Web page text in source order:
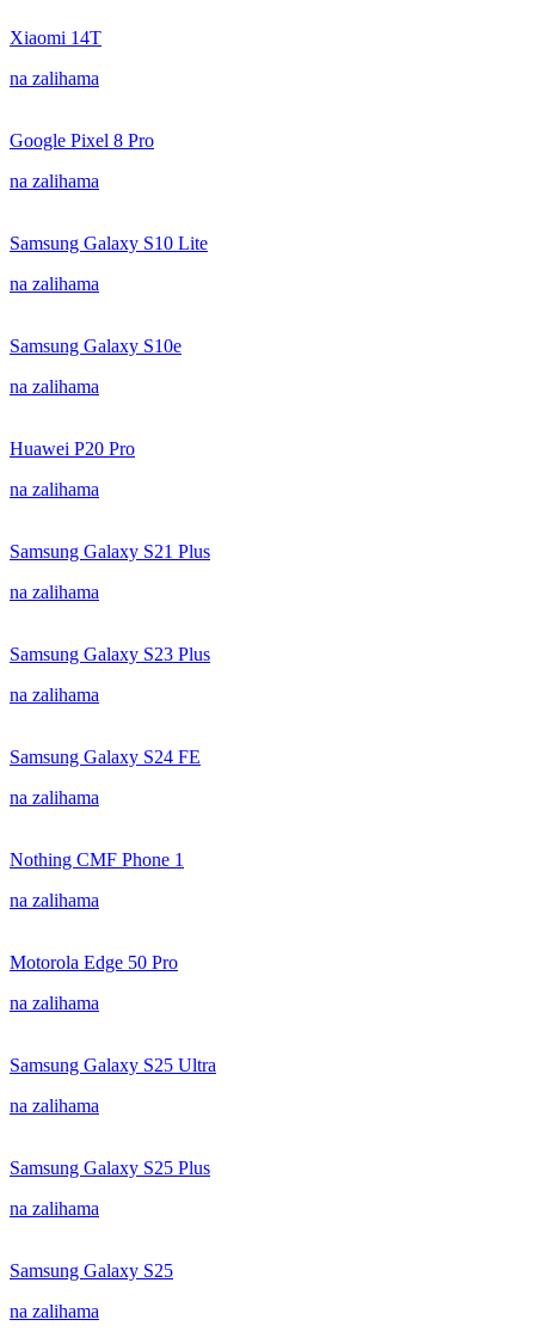
Xiaomi 14T
na zalihama
Google Pixel 8 Pro
na zalihama
Samsung Galaxy S10 Lite
na zalihama
Samsung Galaxy S10e
na zalihama
Huawei P20 Pro
na zalihama
Samsung Galaxy S21 Plus
na zalihama
Samsung Galaxy S23 Plus
na zalihama
Samsung Galaxy S24 FE
na zalihama
Nothing CMF Phone 1
na zalihama
Motorola Edge 50 Pro
na zalihama
Samsung Galaxy S25 Ultra
na zalihama
Samsung Galaxy S25 Plus
na zalihama
Samsung Galaxy S25
na zalihama